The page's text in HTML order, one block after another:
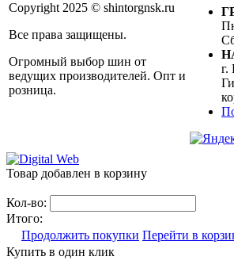
Copyright 2025 © shintorgnsk.ru
Все права защищены.
Огромный выбор шин от
ведущих производителей. Опт и
розница.
г.
Товар добавлен в корзину
Кол-во:
Итого:
Продолжить покупки Перейти в
Купить в один клик